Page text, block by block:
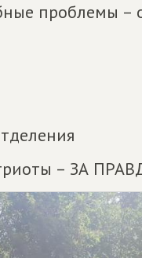
проблемы –
– ЗА